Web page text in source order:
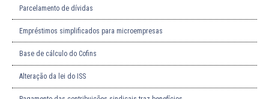
Parcelamento de dívidas
Empréstimos simplificados para microempresas
Base de cálculo do Cofins
Alteração da lei do ISS